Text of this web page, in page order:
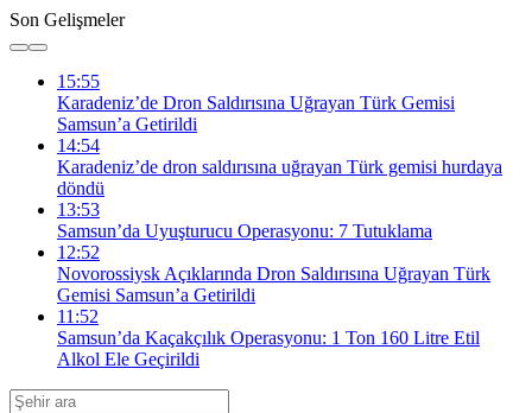
Son Gelişmeler
15:55
Karadeniz’de Dron Saldırısına Uğrayan Türk Gemisi
Samsun’a Getirildi
14:54
Karadeniz’de dron saldırısına uğrayan Türk gemisi hurdaya
döndü
13:53
Samsun’da Uyuşturucu Operasyonu: 7 Tutuklama
12:52
Novorossiysk Açıklarında Dron Saldırısına Uğrayan Türk
Gemisi Samsun’a Getirildi
11:52
Samsun’da Kaçakçılık Operasyonu: 1 Ton 160 Litre Etil
Alkol Ele Geçirildi